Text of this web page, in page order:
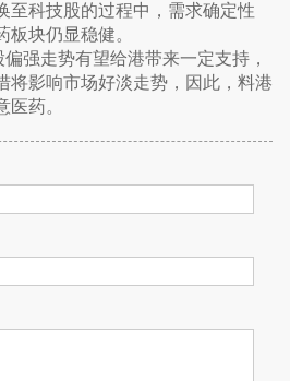
至科技股的过程中，需求确定性
块仍显稳健。
强走势有望给港带来一定支持，
将影响市场好淡走势，因此，料港
医药。